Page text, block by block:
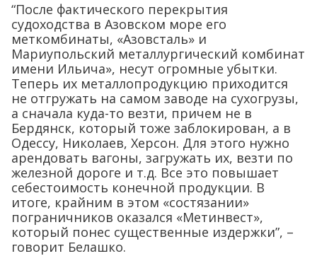
“После фактического перекрытия
судоходства в Азовском море его
меткомбинаты, «Азовсталь» и
Мариупольский металлургический комбинат
имени Ильича», несут огромные убытки.
Теперь их металлопродукцию приходится
не отгружать на самом заводе на сухогрузы,
а сначала куда-то везти, причем не в
Бердянск, который тоже заблокирован, а в
Одессу, Николаев, Херсон. Для этого нужно
арендовать вагоны, загружать их, везти по
железной дороге и т.д. Все это повышает
себестоимость конечной продукции. В
итоге, крайним в этом «состязании»
пограничников оказался «Метинвест»,
который понес существенные издержки”, –
говорит Белашко.